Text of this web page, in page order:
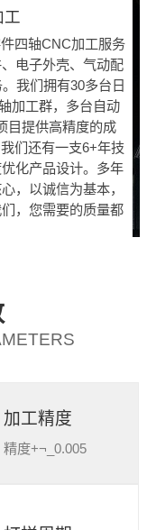
四轴CNC加工服务
电子外壳、气动配
我们拥有30多台日
加工群，多台自动
目提供高精度的成
们还有一支6+年技
化产品设计。多年
，以诚信为基本，
，您需要的质量都
加工精度
精度+¬_0.005